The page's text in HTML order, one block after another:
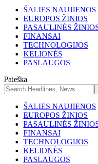
ŠALIES NAUJIENOS
EUROPOS ŽINIOS
PASAULINĖS
FINANSAI
TECHNOLOGIJOS
KELIONĖS
PASLAUGOS
Paieška
ŠALIES NAUJIENOS
EUROPOS ŽINIOS
PASAULINĖS
FINANSAI
TECHNOLOGIJOS
KELIONĖS
PASLAUGOS